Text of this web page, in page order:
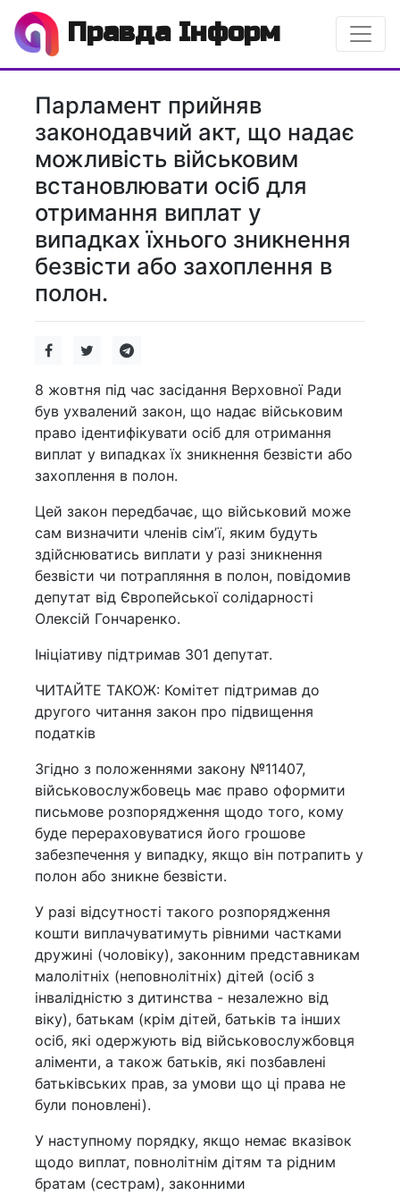
Правда Інформ
Парламент прийняв
законодавчий акт, що надає
можливість військовим
встановлювати осіб для
отримання виплат у
випадках їхнього зникнення
безвісти або захоплення в
полон.
8 жовтня під час засідання Верховної Ради
був ухвалений закон, що надає військовим
право ідентифікувати осіб для отримання
виплат у випадках їх зникнення безвісти або
захоплення в полон.
Цей закон передбачає, що військовий може
сам визначити членів сімʼї, яким будуть
здійснюватись виплати у разі зникнення
безвісти чи потрапляння в полон, повідомив
депутат від Європейської солідарності
Олексій Гончаренко.
Ініціативу підтримав 301 депутат.
ЧИТАЙТЕ ТАКОЖ: Комітет підтримав до
другого читання закон про підвищення
податків
Згідно з положеннями закону №11407,
військовослужбовець має право оформити
письмове розпорядження щодо того, кому
буде перераховуватися його грошове
забезпечення у випадку, якщо він потрапить у
полон або зникне безвісти.
У разі відсутності такого розпорядження
кошти виплачуватимуть рівними частками
дружині (чоловіку), законним представникам
малолітніх (неповнолітніх) дітей (осіб з
інвалідністю з дитинства - незалежно від
віку), батькам (крім дітей, батьків та інших
осіб, які одержують від військовослужбовця
аліменти, а також батьків, які позбавлені
батьківських прав, за умови що ці права не
були поновлені).
У наступному порядку, якщо немає вказівок
щодо виплат, повнолітнім дітям та рідним
братам (сестрам), законними